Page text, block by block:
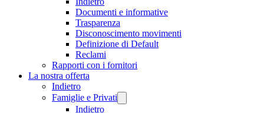
Documenti e informative
Trasparenza
Disconoscimento movimenti
Definizione di Default
Reclami
Rapporti con i fornitori
La nostra offerta
Indietro
Famiglie e Privati
Indietro